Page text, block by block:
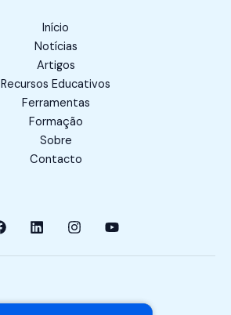
Início
Notícias
Artigos
Recursos Educativos
Ferramentas
Formação
Sobre
Contacto